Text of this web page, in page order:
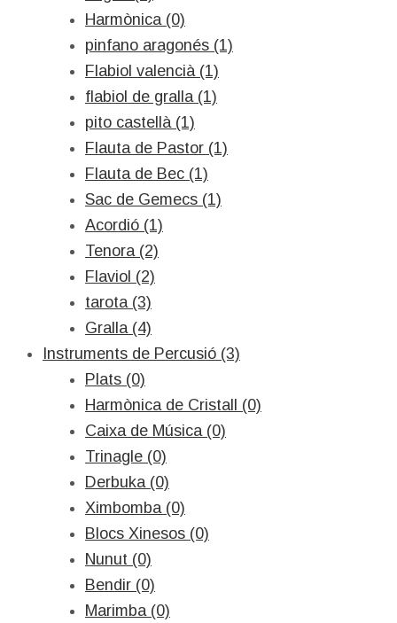
Harmònica (0)
pinfano aragonés (1)
Flabiol valencià (1)
flabiol de gralla (1)
pito castellà (1)
Flauta de Pastor (1)
Flauta de Bec (1)
Sac de Gemecs (1)
Acordió (1)
Tenora (2)
Flaviol (2)
tarota (3)
Gralla (4)
Instruments de Percusió (3)
Plats (0)
Harmònica de Cristall (0)
Caixa de Música (0)
Trinagle (0)
Derbuka (0)
Ximbomba (0)
Blocs Xinesos (0)
Nunut (0)
Bendir (0)
Marimba (0)